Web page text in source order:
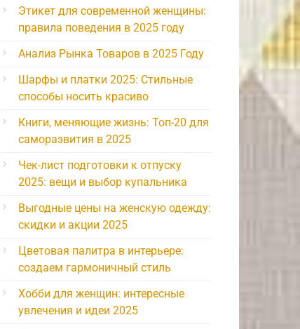
Этикет для современной женщины:
правила поведения в 2025 году
Анализ Рынка Товаров в 2025 Году
Шарфы и платки 2025: Стильные
способы носить красиво
Книги, меняющие жизнь: Топ-20 для
саморазвития в 2025
Чек-лист подготовки к отпуску
2025: вещи и выбор купальника
Выгодные цены на женскую одежду:
скидки и акции 2025
Цветовая палитра в интерьере:
создаем гармоничный стиль
Хобби для женщин: интересные
увлечения и идеи 2025